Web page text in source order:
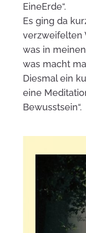
EineErde“.
Es ging da
verzweifelten
was in
was macht
Diesmal ein
eine
Bewusstsein“.